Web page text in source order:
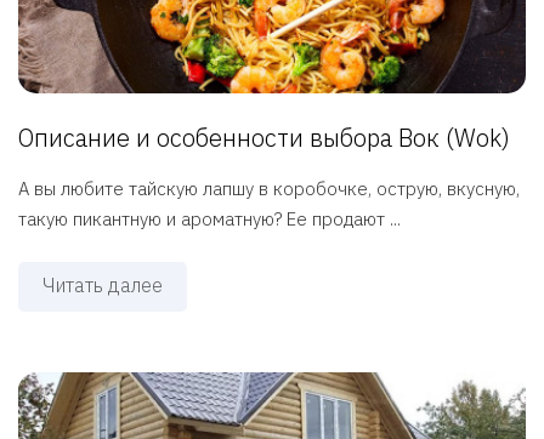
Описание и особенности выбора Вок (Wok)
А вы любите тайскую лапшу в коробочке, острую, вкусную,
такую пикантную и ароматную? Ее продают ...
Читать далее